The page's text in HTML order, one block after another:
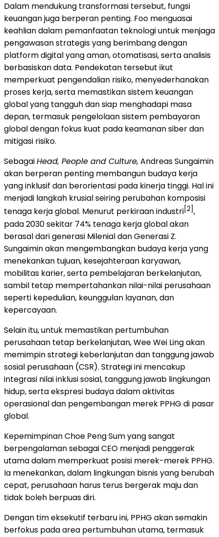
Dalam mendukung transformasi tersebut, fungsi
keuangan juga berperan penting. Foo menguasai
keahlian dalam pemanfaatan teknologi untuk menjaga
pengawasan strategis yang berimbang dengan
platform digital yang aman, otomatisasi, serta analisis
berbasiskan data. Pendekatan tersebut ikut
memperkuat pengendalian risiko, menyederhanakan
proses kerja, serta memastikan sistem keuangan
global yang tangguh dan siap menghadapi masa
depan, termasuk pengelolaan sistem pembayaran
global dengan fokus kuat pada keamanan siber dan
mitigasi risiko.
SebagaiHead, People and Culture, Andreas Sungaimin
akan berperan penting membangun budaya kerja
yang inklusif dan berorientasi pada kinerja tinggi. Hal ini
menjadi langkah krusial seiring perubahan komposisi
tenaga kerja global. Menurut perkiraan industri [2] ,
pada 2030 sekitar 74% tenaga kerja global akan
berasal dari generasi Milenial dan Generasi Z.
Sungaimin akan mengembangkan budaya kerja yang
menekankan tujuan, kesejahteraan karyawan,
mobilitas karier, serta pembelajaran berkelanjutan,
sambil tetap mempertahankan nilai-nilai perusahaan
seperti kepedulian, keunggulan layanan, dan
kepercayaan.
Selain itu, untuk memastikan pertumbuhan
perusahaan tetap berkelanjutan, Wee Wei Ling akan
memimpin strategi keberlanjutan dan tanggung jawab
sosial perusahaan (CSR). Strategi ini mencakup
integrasi nilai inklusi sosial, tanggung jawab lingkungan
hidup, serta ekspresi budaya dalam aktivitas
operasional dan pengembangan merek PPHG di pasar
global.
Kepemimpinan Choe Peng Sum yang sangat
berpengalaman sebagai CEO menjadi penggerak
utama dalam memperkuat posisi merek-merek PPHG.
Ia menekankan, dalam lingkungan bisnis yang berubah
cepat, perusahaan harus terus bergerak maju dan
tidak boleh berpuas diri.
Dengan tim eksekutif terbaru ini, PPHG akan semakin
berfokus pada area pertumbuhan utama, termasuk